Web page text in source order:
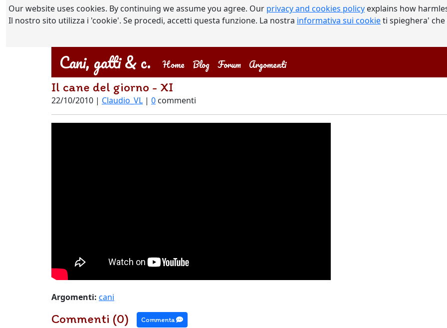
Our website uses cookies. By continuing we assume you agree. Our privacy and cookies policy explains how
Il nostro sito utilizza i 'cookie'. Se procedi, accetti questa funzione. La nostra informativa sui cookieti spieghera'
Cani, gatti & c. Home(current)
Blog Forum Argomenti
Il cane del giorno - XI
22/10/2010 | Claudio_VL | 0 commenti
Argomenti: cani
Commenti (0) Commenta